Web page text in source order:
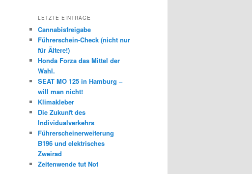
LETZTE EINTRÄGE
Cannabisfreigabe
Führerschein-Check (nicht nur
für Ältere!)
Honda Forza das Mittel der
Wahl.
SEAT MO 125 in Hamburg –
will man nicht!
Klimakleber
Die Zukunft des
Individualverkehrs
Führerscheinerweiterung
B196 und elektrisches
Zweirad
Zeitenwende tut Not